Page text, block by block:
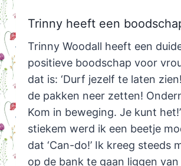
Trinny heeft een
Trinny Woodall heeft een
positieve boodschap voor
dat is: ‘Durf jezelf te laten
de pakken neer zetten!
Kom in beweging. Je kunt
stiekem werd ik een beetje
dat ‘Can-do!’ Ik kreeg steeds
op de bank te gaan liggen van